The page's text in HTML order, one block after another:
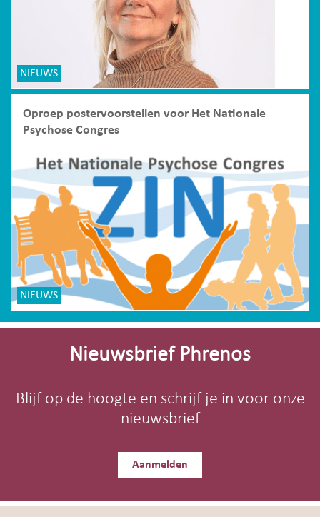
NIEUWS
Oproep postervoorstellen voor Het Nationale
Psychose Congres
NIEUWS
Site-
Nieuwsbrief Phrenos
Blijf op de hoogte en schrijf je in voor onze
nieuwsbrief
Aanmelden